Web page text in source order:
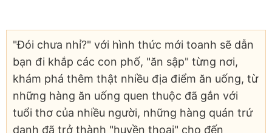
"Đói chưa nhỉ?" với hình thức mới toanh sẽ dẫn
bạn đi khắp các con phố, "ăn sập" từng nơi,
khám phá thêm thật nhiều địa điểm ăn uống, từ
những hàng ăn uống quen thuộc đã gắn với
tuổi thơ của nhiều người, những hàng quán trứ
danh đã trở thành "huyền thoại" cho đến